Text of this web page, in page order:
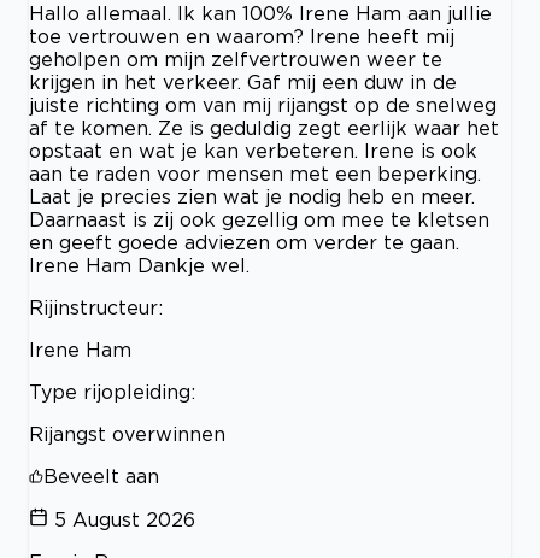
Hallo allemaal. Ik kan 100% Irene Ham aan jullie
toe vertrouwen en waarom? Irene heeft mij
geholpen om mijn zelfvertrouwen weer te
krijgen in het verkeer. Gaf mij een duw in de
juiste richting om van mij rijangst op de snelweg
af te komen. Ze is geduldig zegt eerlijk waar het
opstaat en wat je kan verbeteren. Irene is ook
aan te raden voor mensen met een beperking.
Laat je precies zien wat je nodig heb en meer.
Daarnaast is zij ook gezellig om mee te kletsen
en geeft goede adviezen om verder te gaan.
Irene Ham Dankje wel.
Rijinstructeur:
Irene Ham
Type rijopleiding:
Rijangst overwinnen
Beveelt aan
5 August 2026